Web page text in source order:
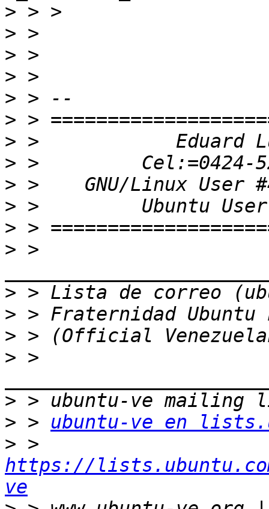
>
>
>
>
>
>
>
>
>
>
>
> >
>
>
>
> >
>
> > ubuntu-ve en
>
https://
ve